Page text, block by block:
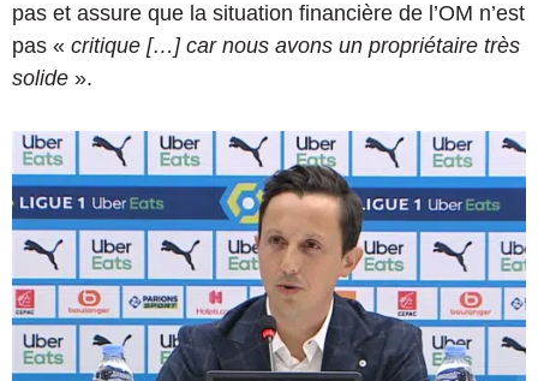
pas et assure que la situation financière de l’OM n’est
pas « critique […] car nous avons un propriétaire très
solide ».